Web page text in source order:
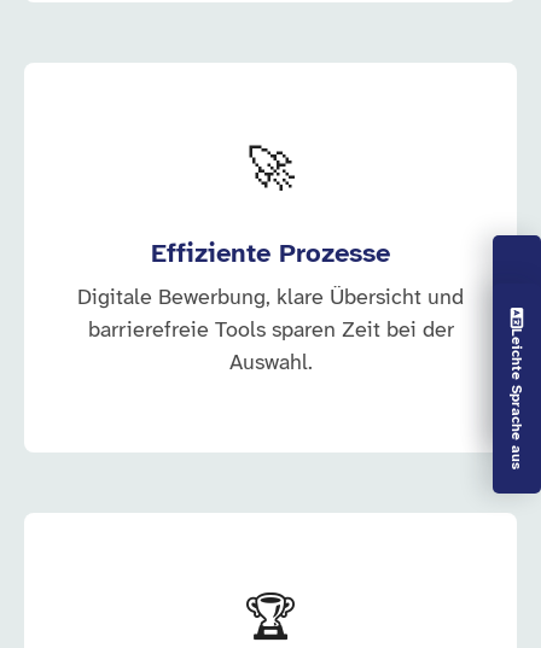
Vorlesen aus
Leichte Sprache aus
🚀
Effiziente Prozesse
Digitale Bewerbung, klare Übersicht und
barrierefreie Tools sparen Zeit bei der
Auswahl.
🏆